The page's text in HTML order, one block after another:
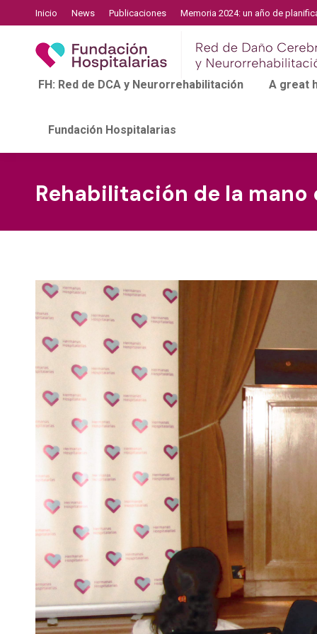
Inicio News Publicaciones Memoria 2024: un año de
FH: Red de DCA y Neurorrehabilitación A great
Fundación Hospitalarias
Rehabilitación de la mano